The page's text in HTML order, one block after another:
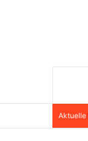
Aktuelle